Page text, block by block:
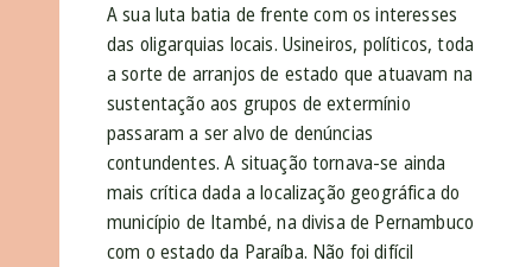
A sua luta batia de frente com os interesses
das oligarquias locais. Usineiros, políticos, toda
a sorte de arranjos de estado que atuavam na
sustentação aos grupos de extermínio
passaram a ser alvo de denúncias
contundentes. A situação tornava-se ainda
mais crítica dada a localização geográfica do
município de Itambé, na divisa de Pernambuco
com o estado da Paraíba. Não foi difícil